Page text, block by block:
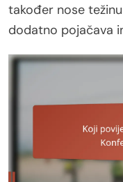
također nose
dodatno pojačava